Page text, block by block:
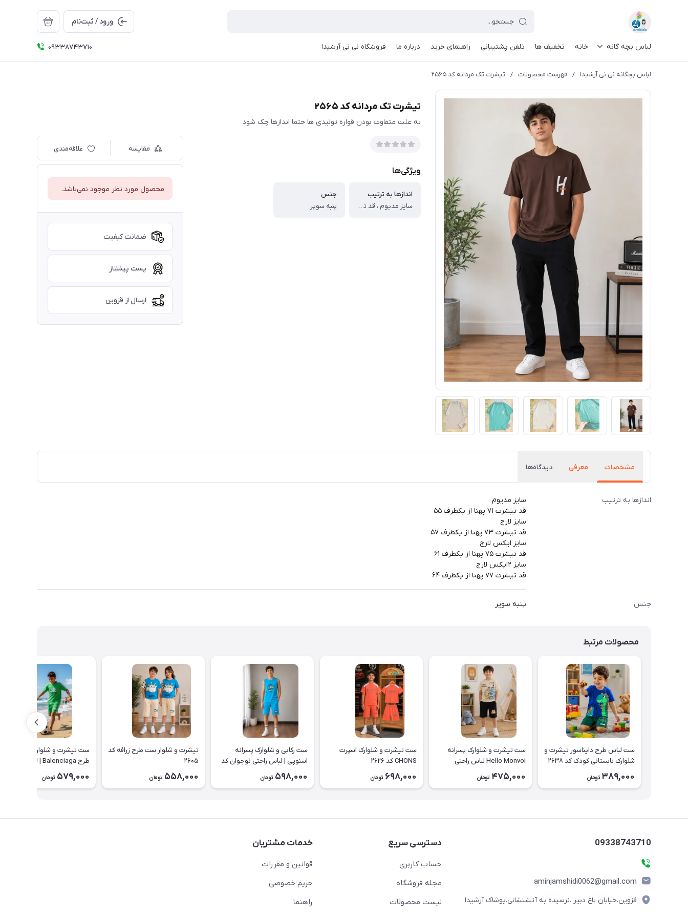
ورود / ثبت‌نام
لباس بچه گانه خانه تخفیف ها تلفن پشتیبانی راهنمای خرید درباره ما فروشگاه نی نی آرشیدا 09338743710
لباس بچگانه نی نی آرشیدا / فهرست محصولات / تیشرت تک مردانه کد ۲۵۶۵
تیشرت تک مردانه کد ۲۵۶۵
به علت متفاوت بودن قواره تولیدی ها حتما اندازها چک شود
ویژگی‌ها
اندازها به ترتیب
سایز مدیوم ، قد تیشرت ۷۱ پهنا از یکطرف ۵۵ ، سایز لارج ، قد تیشرت ۷۳ پهنا از یکطرف ۵۷ ، سایز ایکس لارج ، قد تیشرت ۷۵ پهنا از یکطرف ۶۱ ، سایز ۲ایکس لارج ، قد تیشرت ۷۷ پهنا از یکطرف ۶۴
جنس
پنبه سوپر
مقایسه علاقه‌مندی
محصول مورد نظر موجود نمی‌باشد.
ضمانت کیفیت
پست پیشتاز
ارسال از قزوین
مشخصات معرفی دیدگاه‌ها
اندازها به ترتیب
سایز مدیوم
قد تیشرت ۷۱ پهنا از یکطرف ۵۵
سایز لارج
قد تیشرت ۷۳ پهنا از یکطرف ۵۷
سایز ایکس لارج
قد تیشرت ۷۵ پهنا از یکطرف ۶۱
سایز ۲ایکس لارج
قد تیشرت ۷۷ پهنا از یکطرف ۶۴
جنس پنبه سوپر
محصولات مرتبط
ست لباس طرح دایناسور تیشرت و
شلوارک تابستانی کودک کد ۲۶۳۸
389,000 تومان
ست تیشرت و شلوارک پسرانه
Hello Monvoi لباس راحتی
بچه‌گانه نخی کد ۲۶۲۹
475,000 تومان
ست تیشرت و شلوارک اسپرت
CHONS کد ۲۶۲۶
698,000 تومان
ست رکابی و شلوارک پسرانه
اسنوپی | لباس راحتی نوجوان کد
598,000 تومان
تیشرت و شلوار ست طرح زرافه کد
۲۶۰۵
558,000 تومان
ست تیشرت و شلوارک بچه گانه
طرح Balenciaga | لباس راحتی
تابستانی کودک کد ۲۶۰۰
579,000 تومان
09338743710
aminjamshidi0062@gmail.com
قزوین.خیابان باغ دبیر .نرسیده به آتشنشانی.پوشاک آرشیدا
دسترسی سریع
حساب کاربری
مجله فروشگاه
لیست محصولات
خدمات مشتریان
قوانین و مقررات
حریم خصوصی
راهنما